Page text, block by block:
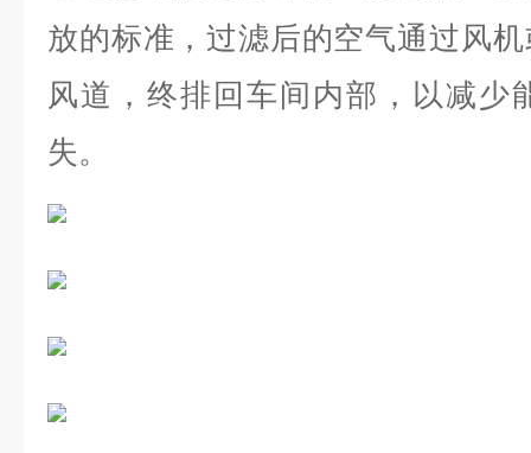
放的标准，过滤后的空气通过风
风道，终排回车间内部，以减少
失。